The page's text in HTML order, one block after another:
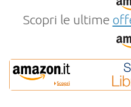
Scopri le ultime